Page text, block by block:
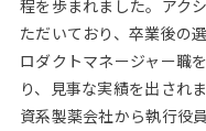
程を歩まれました。アク
ただいており、卒業後の
ロダクトマネージャー職
り、見事な実績を出され
資系製薬会社から執行役